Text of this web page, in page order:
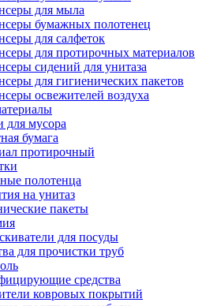
для мыла
бумажных полотенец
для салфеток
для протирочных материалов
сидений для унитаза
для гигиенических пакетов
освежителей воздуха
мусора
бумага
протирочный
полотенца
на унитаз
пакеты
для посуды
для прочистки труб
средства
ковровых покрытий